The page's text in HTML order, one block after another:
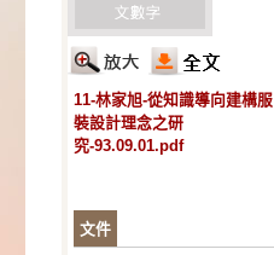
11-林家旭-從知識導向建構服
裝設計理念之研
究-93.09.01.pdf
文件